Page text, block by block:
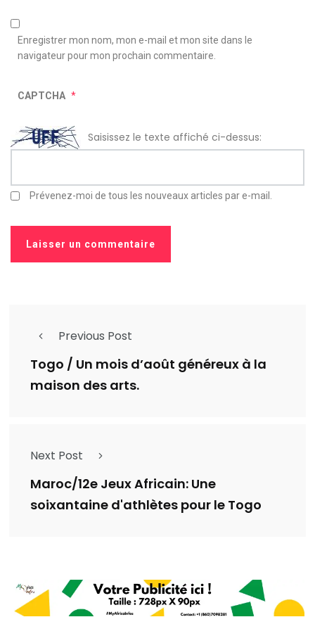
Enregistrer mon nom, mon e-mail et mon site dans le
navigateur pour mon prochain commentaire.
CAPTCHA *
Saisissez le texte affiché ci-dessus:
Prévenez-moi de tous les nouveaux articles par e-mail.
Previous Post
Togo / Un mois d’août généreux à la
maison des arts.
Next Post
Maroc/12e Jeux Africain: Une
soixantaine d'athlètes pour le Togo